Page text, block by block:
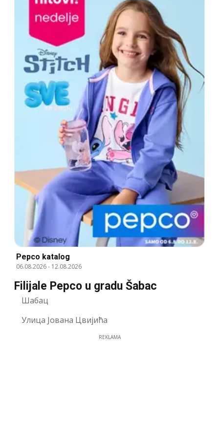
Pepco katalog
06.08.2026- 12.08.2026
Filijale Pepco u gradu Šabac
Шабац
Улица Јована Цвијића
REKLAMA